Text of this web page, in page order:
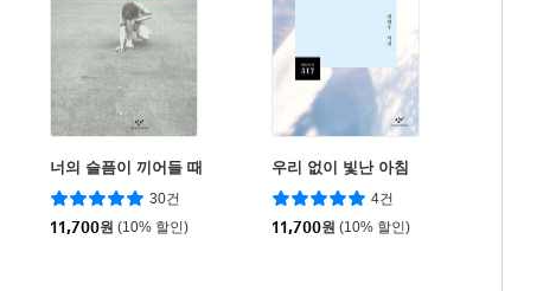
너의 슬픔이 끼어들 때
30건
11,700원 (10% 할인)
우리 없이 빛난 아침
4건
11,700원 (10% 할인)